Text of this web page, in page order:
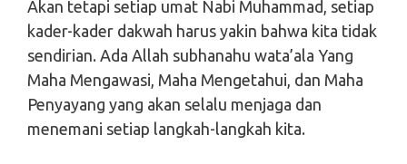
Akan tetapi setiap umat Nabi Muhammad, setiap
kader-kader dakwah harus yakin bahwa kita tidak
sendirian. Ada Allah subhanahu wata’ala Yang
Maha Mengawasi, Maha Mengetahui, dan Maha
Penyayang yang akan selalu menjaga dan
menemani setiap langkah-langkah kita.